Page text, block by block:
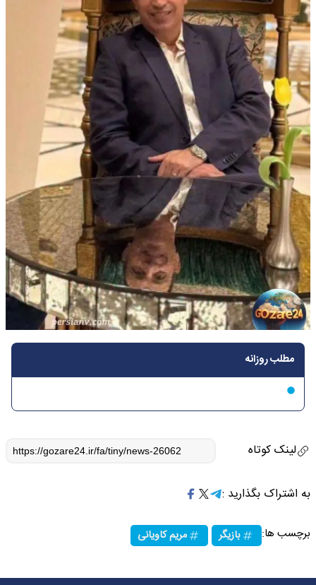
مطلب روزانه
لینک کوتاه
به اشتراک بگذارید :
برچسب ها: بازیگر مریم کاویانی